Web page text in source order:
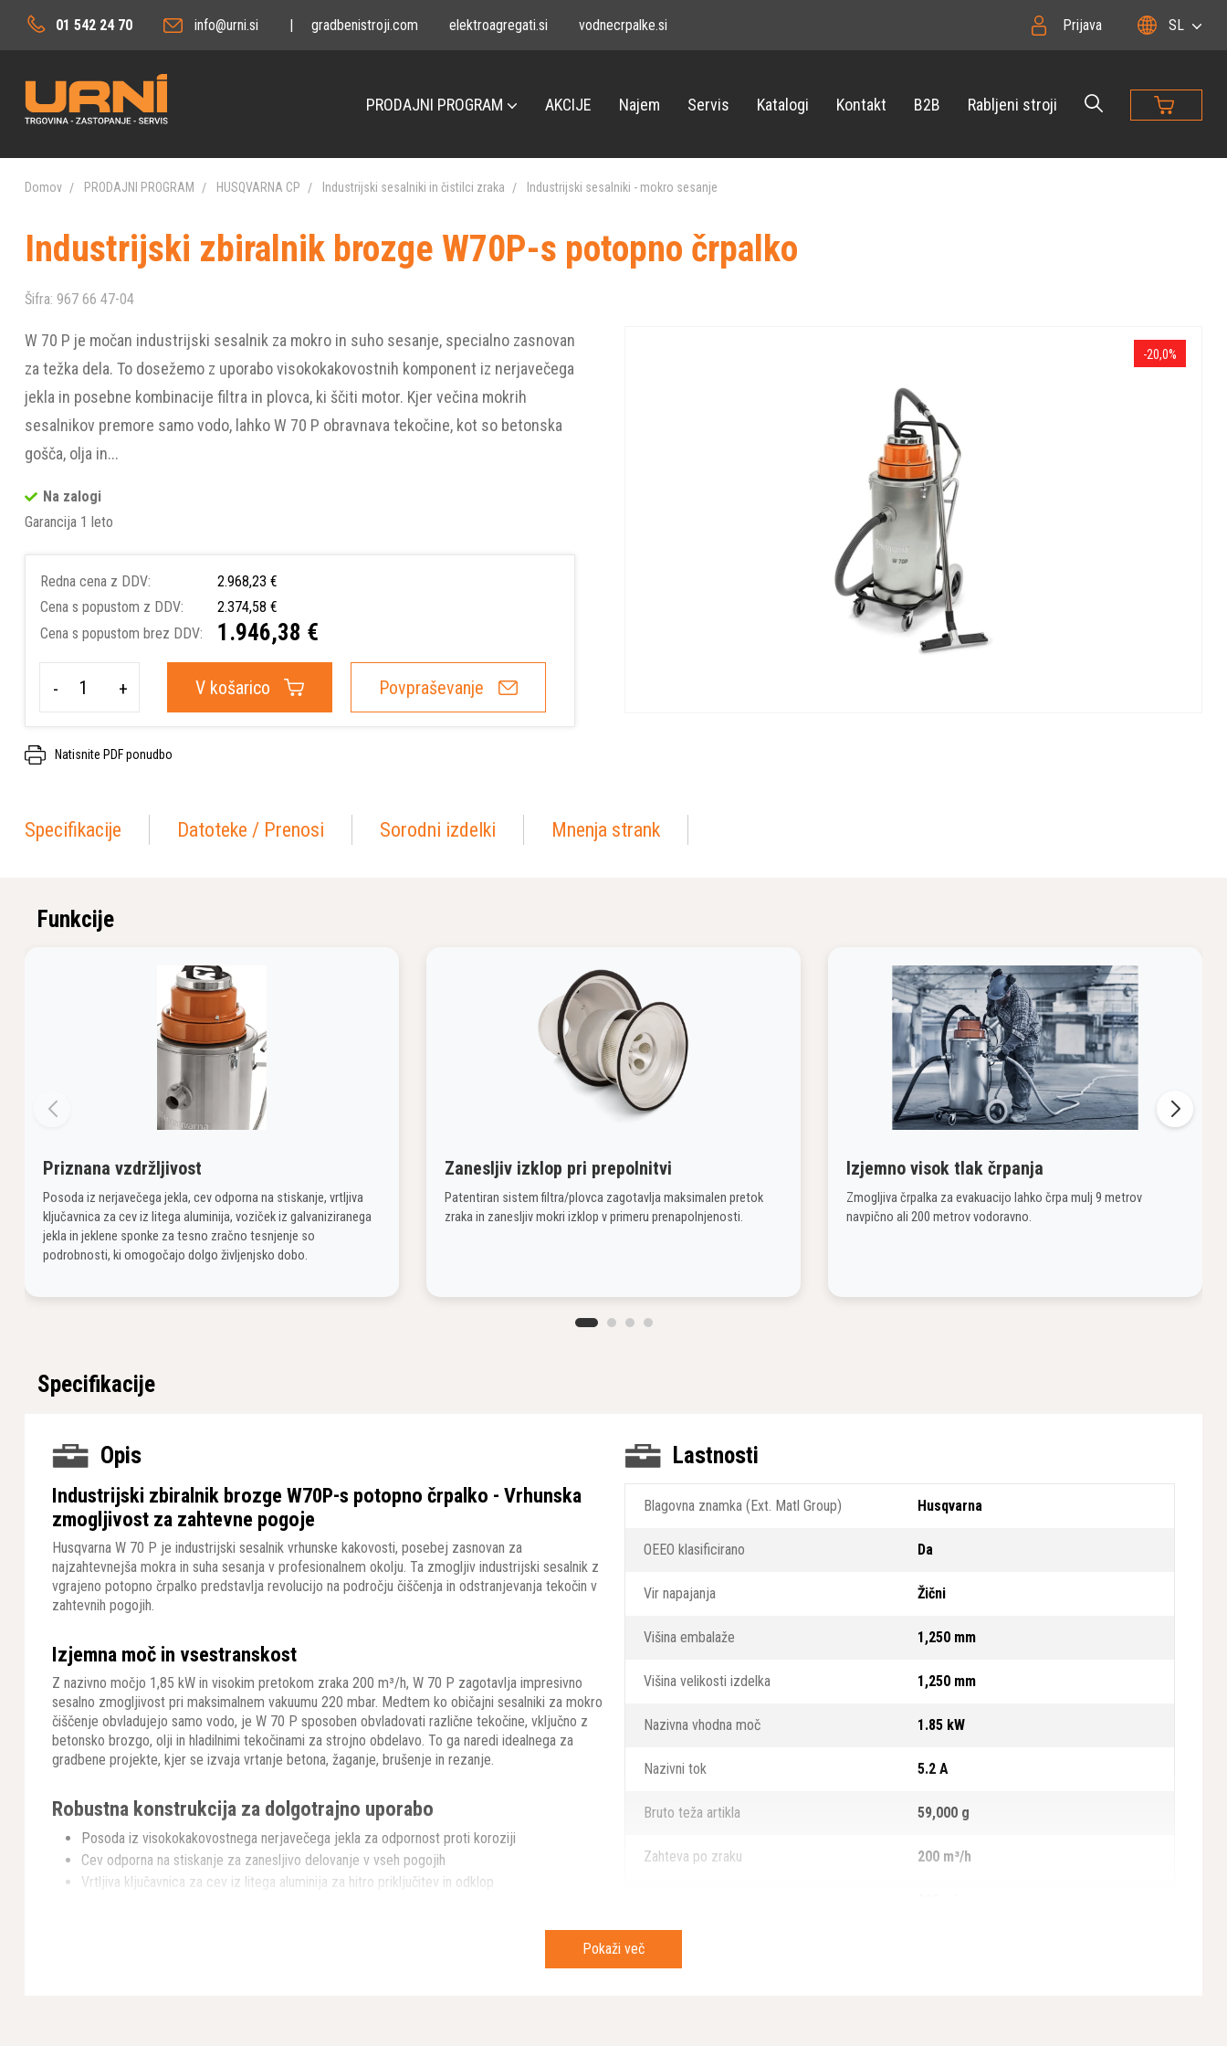
01 542 24 70 info@urni.si | gradbenistroji.com elektroagregati.si vodnecrpalke.si Prijava SL
PRODAJNI PROGRAM AKCIJE Najem Servis Katalogi Kontakt B2B Rabljeni stroji
Domov PRODAJNI PROGRAM HUSQVARNA CP Industrijski sesalniki in čistilci zraka Industrijski sesalniki - mokro sesanje
Industrijski zbiralnik brozge W70P-s potopno črpalko
Šifra: 967 66 47-04
W 70 P je močan industrijski sesalnik za mokro in suho sesanje, specialno zasnovan
za težka dela. To dosežemo z uporabo visokokakovostnih komponent iz nerjavečega
jekla in posebne kombinacije filtra in plovca, ki ščiti motor. Kjer večina mokrih
sesalnikov premore samo vodo, lahko W 70 P obravnava tekočine, kot so betonska
gošča, olja in...
Na zalogi
Garancija 1 leto
-20,0%
Redna cena z DDV:
2.968,23 €
Cena s popustom z DDV:
2.374,58 €
Cena s popustom brez DDV:
1.946,38 €
- + V košarico Povpraševanje
Natisnite PDF ponudbo
Specifikacije Datoteke / Prenosi Sorodni izdelki Mnenja strank
Funkcije
Priznana vzdržljivost
Posoda iz nerjavečega jekla, cev odporna na stiskanje, vrtljiva
ključavnica za cev iz litega aluminija, voziček iz galvaniziranega
jekla in jeklene sponke za tesno zračno tesnjenje so
podrobnosti, ki omogočajo dolgo življenjsko dobo.
Zanesljiv izklop pri prepolnitvi
Patentiran sistem filtra/plovca zagotavlja maksimalen pretok
zraka in zanesljiv mokri izklop v primeru prenapolnjenosti.
Izjemno visok tlak črpanja
Zmogljiva črpalka za evakuacijo lahko črpa mulj 9 metrov
navpično ali 200 metrov vodoravno.
Specifikacije
Opis
Industrijski zbiralnik brozge W70P-s potopno črpalko - Vrhunska
zmogljivost za zahtevne pogoje
Husqvarna W 70 P je industrijski sesalnik vrhunske kakovosti, posebej zasnovan za
najzahtevnejša mokra in suha sesanja v profesionalnem okolju. Ta zmogljiv industrijski sesalnik z
vgrajeno potopno črpalko predstavlja revolucijo na področju čiščenja in odstranjevanja tekočin v
zahtevnih pogojih.
Izjemna moč in vsestranskost
Z nazivno močjo 1,85 kW in visokim pretokom zraka 200 m³/h, W 70 P zagotavlja impresivno
sesalno zmogljivost pri maksimalnem vakuumu 220 mbar. Medtem ko običajni sesalniki za mokro
čiščenje obvladujejo samo vodo, je W 70 P sposoben obvladovati različne tekočine, vključno z
betonsko brozgo, olji in hladilnimi tekočinami za strojno obdelavo. To ga naredi idealnega za
gradbene projekte, kjer se izvaja vrtanje betona, žaganje, brušenje in rezanje.
Robustna konstrukcija za dolgotrajno uporabo
Posoda iz visokokakovostnega nerjavečega jekla za odpornost proti koroziji
Cev odporna na stiskanje za zanesljivo delovanje v vseh pogojih
Vrtljiva ključavnica za cev iz litega aluminija za hitro priključitev in odklop
Lastnosti
Blagovna znamka (Ext. Matl Group) Husqvarna
OEEO klasificirano Da
Vir napajanja Žični
Višina embalaže 1,250 mm
Višina velikosti izdelka 1,250 mm
Nazivna vhodna moč 1.85 kW
Nazivni tok 5.2 A
Bruto teža artikla 59,000 g
Zahteva po zraku 200 m³/h
Širina embalaže
Pokaži več